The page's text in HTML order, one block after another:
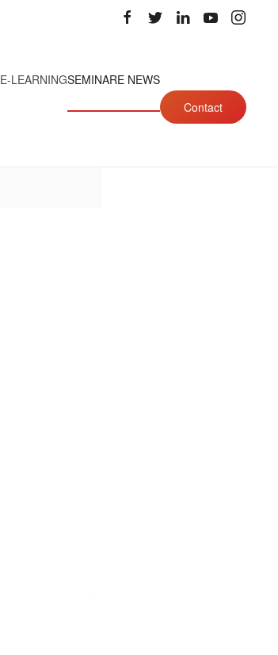
E-LEARNINGSEMINARE NEWS
Contact